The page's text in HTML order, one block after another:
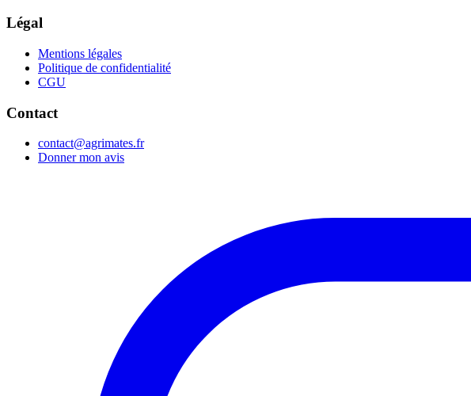
Légal
Mentions légales
Politique de confidentialité
CGU
Contact
contact@agrimates.fr
Donner mon avis